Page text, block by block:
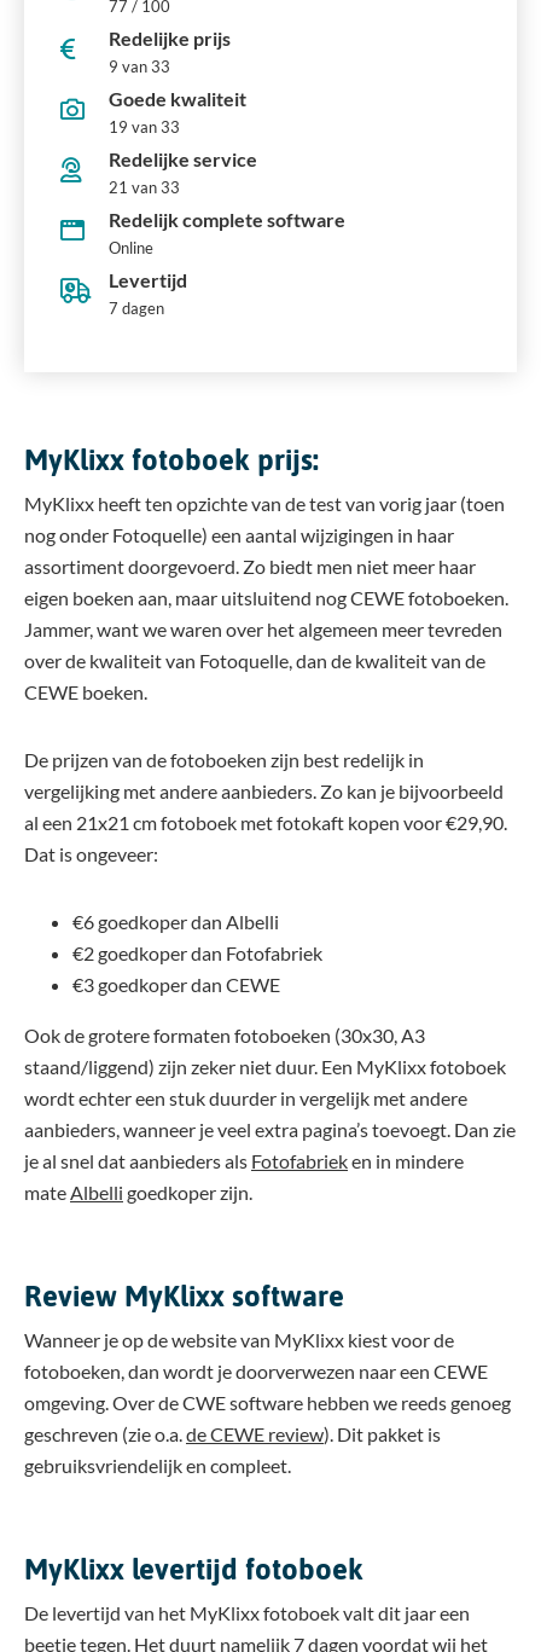
77 / 100
Redelijke prijs
9 van 33
Goede kwaliteit
19 van 33
Redelijke service
21 van 33
Redelijk complete software
Online
Levertijd
7 dagen
MyKlixx fotoboek prijs:
MyKlixx heeft ten opzichte van de test van vorig jaar (toen
nog onder Fotoquelle) een aantal wijzigingen in haar
assortiment doorgevoerd. Zo biedt men niet meer haar
eigen boeken aan, maar uitsluitend nog CEWE fotoboeken.
Jammer, want we waren over het algemeen meer tevreden
over de kwaliteit van Fotoquelle, dan de kwaliteit van de
CEWE boeken.
De prijzen van de fotoboeken zijn best redelijk in
vergelijking met andere aanbieders. Zo kan je bijvoorbeeld
al een 21x21 cm fotoboek met fotokaft kopen voor €29,90.
Dat is ongeveer:
€6 goedkoper dan Albelli
€2 goedkoper dan Fotofabriek
€3 goedkoper dan CEWE
Ook de grotere formaten fotoboeken (30x30, A3
staand/liggend) zijn zeker niet duur. Een MyKlixx fotoboek
wordt echter een stuk duurder in vergelijk met andere
aanbieders, wanneer je veel extra pagina’s toevoegt. Dan zie
je al snel dat aanbieders als Fotofabrieken in mindere
mate Albelli goedkoper zijn.
Review MyKlixx software
Wanneer je op de website van MyKlixx kiest voor de
fotoboeken, dan wordt je doorverwezen naar een CEWE
omgeving. Over de CWE software hebben we reeds genoeg
geschreven (zie o.a. de CEWE review). Dit pakket is
gebruiksvriendelijk en compleet.
MyKlixx levertijd fotoboek
De levertijd van het MyKlixx fotoboek valt dit jaar een
beetje tegen. Het duurt namelijk 7 dagen voordat wij het